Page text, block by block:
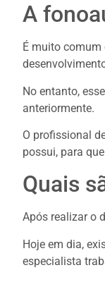
A
É muito comum
No entanto,
anteriormente.
O profissional
possui, para
Quais
Após realizar o
Hoje em dia,
especialista